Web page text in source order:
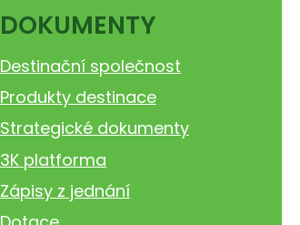
DOKUMENTY
Destinační společnost
Produkty destinace
Strategické dokumenty
3K platforma
Zápisy z jednání